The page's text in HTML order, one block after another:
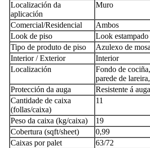
Localización da
aplicación
Muro
Comercial/Residencial
Ambos
Look de piso
Look estampado
Tipo de produto de piso
Azulexo de
Interior / Exterior
Interior
Localización
Fondo de
parede de
Protección da auga
Resistente á auga
Cantidade de caixa
(follas/caixa)
11
Peso da caixa (kg/caixa)
19
Cobertura (sqft/sheet)
0,99
Caixas por palet
63/72